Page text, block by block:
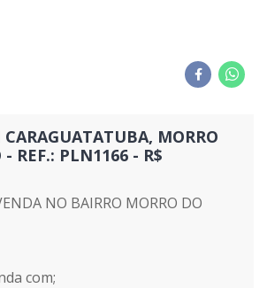
CARAGUATATUBA, MORRO
- REF.: PLN1166 - R$
NO BAIRRO MORRO DO
com;